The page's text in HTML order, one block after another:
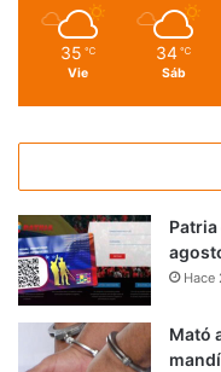
35 ℃
Vie
34 ℃
Sáb
Hace
Mató